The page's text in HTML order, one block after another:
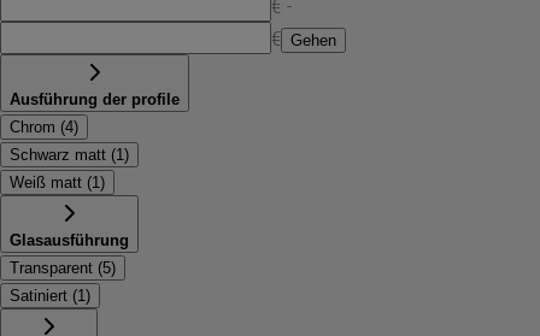
€ -
€ Gehen
Ausführung der profile
Chrom (4)
Schwarz matt (1)
Weiß matt (1)
Glasausführung
Transparent (5)
Satiniert (1)